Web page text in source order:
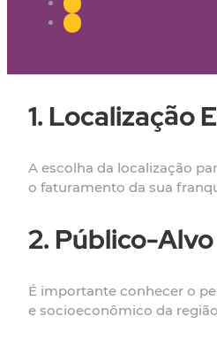
1. Localização
A escolha da localização
o faturamento da sua
2. Público-Alvo
É importante conhecer o
e socioeconômico da